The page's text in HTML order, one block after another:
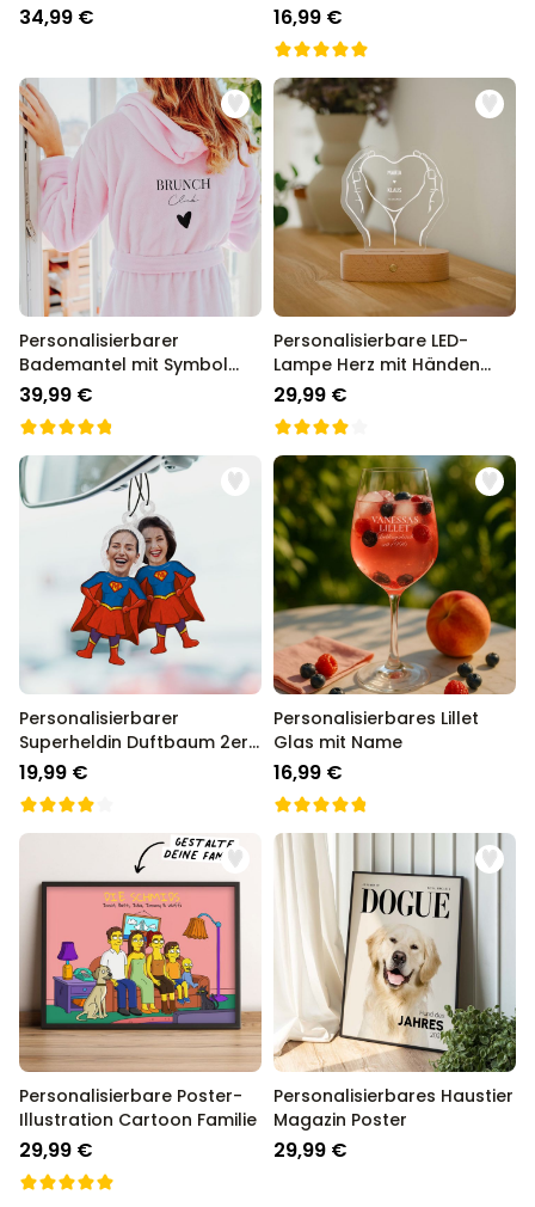
34,99 € 16,99 €
Personalisierbarer
Bademantel mit Symbol
und Text
39,99 €
Personalisierbare LED-
Lampe Herz mit Händen
und Namen
29,99 €
Personalisierbarer
Superheldin Duftbaum 2er
Set mit Gesicht
19,99 €
Personalisierbares Lillet
Glas mit Name
16,99 €
Personalisierbare Poster-
Illustration Cartoon Familie
29,99 €
Personalisierbares Haustier
Magazin Poster
29,99 €